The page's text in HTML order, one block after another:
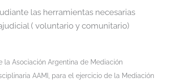
las herramientas necesarias
( voluntario y comunitario)
la Asociación Argentina de Mediación
AAMI, para el ejercicio de la Mediación